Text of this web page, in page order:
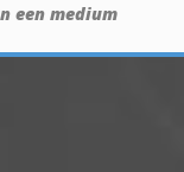
een medium